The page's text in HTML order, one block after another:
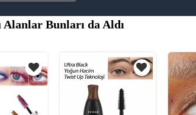
Bunları da Aldı